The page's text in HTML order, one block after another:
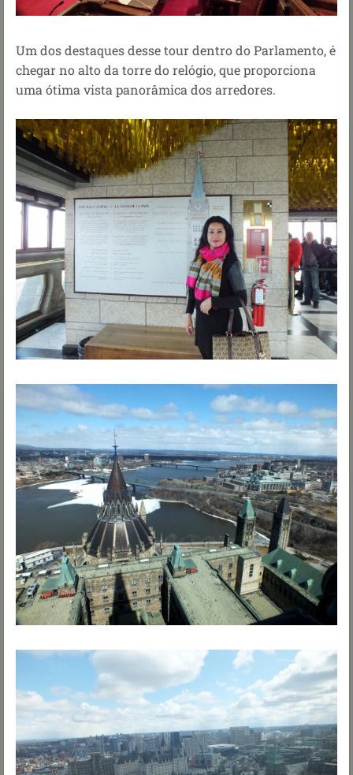
Um dos destaques desse tour dentro do Parlamento, é
chegar no alto da torre do relógio, que proporciona
uma ótima vista panorâmica dos arredores.